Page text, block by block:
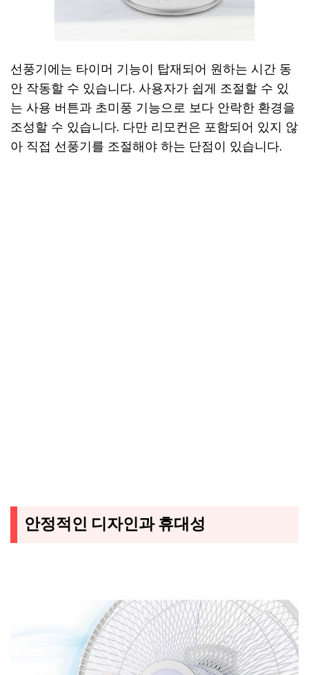
선풍기에는 타이머 기능이 탑재되어 원하는 시간 동
안 작동할 수 있습니다. 사용자가 쉽게 조절할 수 있
는 사용 버튼과 초미풍 기능으로 보다 안락한 환경을
조성할 수 있습니다. 다만 리모컨은 포함되어 있지 않
아 직접 선풍기를 조절해야 하는 단점이 있습니다.
안정적인 디자인과 휴대성